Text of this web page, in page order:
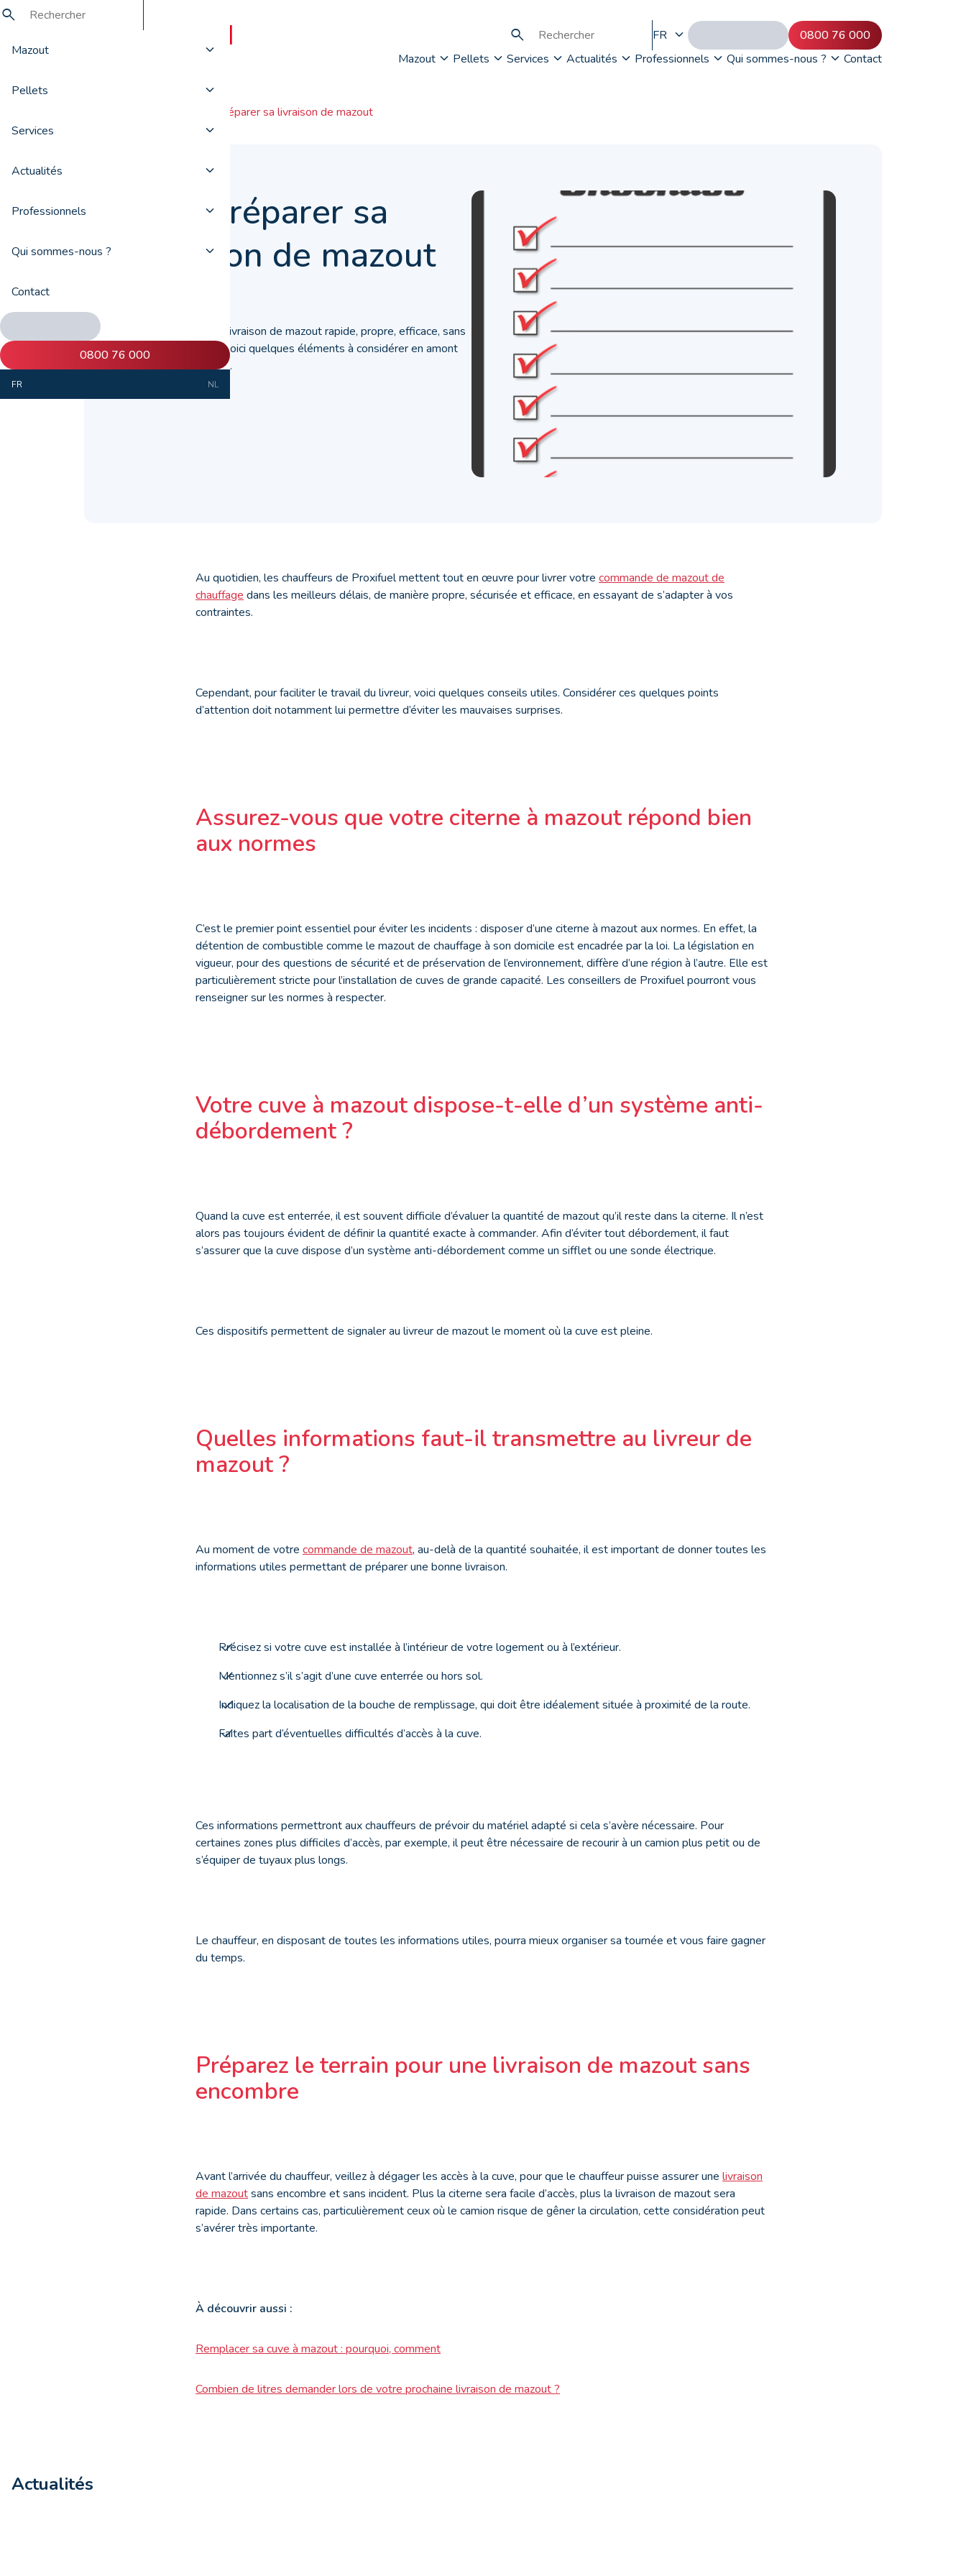
Mazout
Pellets
Services
Actualités
Professionnels
Qui sommes-nous ?
Contact
0800 76 000
FR NL
FR
0800 76 000
Mazout
Pellets Services Actualités Professionnels Qui sommes-nous ? Contact
Bien préparer sa livraison de mazout
Bien préparer sa
livraison de mazout
Pour profiter d’une livraison de mazout rapide, propre, efficace, sans
mauvaise surprise, voici quelques éléments à considérer en amont
de votre commande.
Au quotidien, les chauffeurs de Proxifuel mettent tout en œuvre pour livrer votre commande de mazout de
chauffage dans les meilleurs délais, de manière propre, sécurisée et efficace, en essayant de s’adapter à vos
contraintes.
Cependant, pour faciliter le travail du livreur, voici quelques conseils utiles. Considérer ces quelques points
d’attention doit notamment lui permettre d’éviter les mauvaises surprises.
Assurez-vous que votre citerne à mazout répond bien
aux normes
C’est le premier point essentiel pour éviter les incidents : disposer d’une citerne à mazout aux normes. En effet, la
détention de combustible comme le mazout de chauffage à son domicile est encadrée par la loi. La législation en
vigueur, pour des questions de sécurité et de préservation de l’environnement, diffère d’une région à l’autre. Elle est
particulièrement stricte pour l’installation de cuves de grande capacité. Les conseillers de Proxifuel pourront vous
renseigner sur les normes à respecter.
Votre cuve à mazout dispose-t-elle d’un système anti-
débordement ?
Quand la cuve est enterrée, il est souvent difficile d’évaluer la quantité de mazout qu’il reste dans la citerne. Il n’est
alors pas toujours évident de définir la quantité exacte à commander. Afin d’éviter tout débordement, il faut
s’assurer que la cuve dispose d’un système anti-débordement comme un sifflet ou une sonde électrique.
Ces dispositifs permettent de signaler au livreur de mazout le moment où la cuve est pleine.
Quelles informations faut-il transmettre au livreur de
mazout ?
Au moment de votre commande de mazout, au-delà de la quantité souhaitée, il est important de donner toutes les
informations utiles permettant de préparer une bonne livraison.
Précisez si votre cuve est installée à l’intérieur de votre logement ou à l’extérieur.
Mentionnez s’il s’agit d’une cuve enterrée ou hors sol.
Indiquez la localisation de la bouche de remplissage, qui doit être idéalement située à proximité de la route.
Faites part d’éventuelles difficultés d’accès à la cuve.
Ces informations permettront aux chauffeurs de prévoir du matériel adapté si cela s’avère nécessaire. Pour
certaines zones plus difficiles d’accès, par exemple, il peut être nécessaire de recourir à un camion plus petit ou de
s’équiper de tuyaux plus longs.
Le chauffeur, en disposant de toutes les informations utiles, pourra mieux organiser sa tournée et vous faire gagner
du temps.
Préparez le terrain pour une livraison de mazout sans
encombre
Avant l’arrivée du chauffeur, veillez à dégager les accès à la cuve, pour que le chauffeur puisse assurer une livraison
de mazoutsans encombre et sans incident. Plus la citerne sera facile d’accès, plus la livraison de mazout sera
rapide. Dans certains cas, particulièrement ceux où le camion risque de gêner la circulation, cette considération peut
s’avérer très importante.
À découvrir aussi :
Remplacer sa cuve à mazout : pourquoi, comment
Combien de litres demander lors de votre prochaine livraison de mazout ?
Actualités